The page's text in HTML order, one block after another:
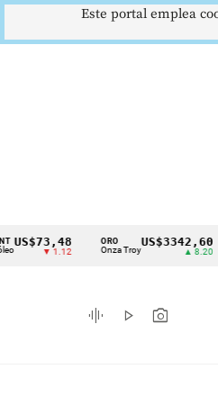
Cintillo
indicadores
económicos
▼ 1.12
ORO
Onza Troy
US$3342,60
graphic_eq play_arrow photo_camera
Este portal emplea